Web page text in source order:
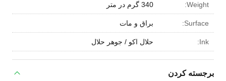
Weight: 340 گرم در متر
Surface: براق و مات
Ink: حلال اکو / جوهر حلال
برجسته کردن